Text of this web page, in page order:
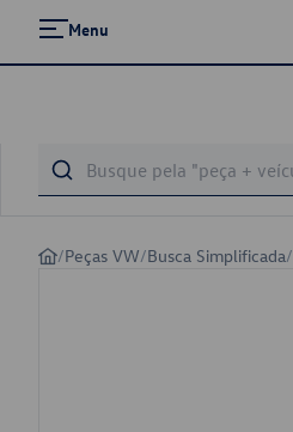
Menu
/Peças VW/Busca Simplificada/